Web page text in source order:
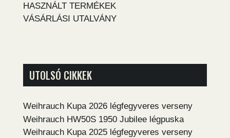
HASZNÁLT TERMÉKEK
VÁSÁRLÁSI UTALVÁNY
UTOLSÓ CIKKEK
Weihrauch Kupa 2026 légfegyveres verseny
Weihrauch HW50S 1950 Jubilee légpuska
Weihrauch Kupa 2025 légfegyveres verseny